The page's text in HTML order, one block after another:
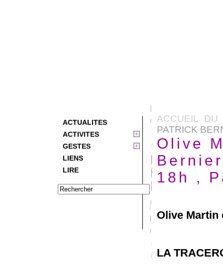
ACTUALITES
ACTIVITES
GESTES
LIENS
LIRE
ACCUEIL DU
PATRICK
Olive
18h ,
Olive Martin
LA